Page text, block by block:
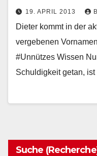
19. APRIL 2013
Dieter kommt in der
vergebenen
#Unnützes Wissen
Schuldigkeit getan,
Suche